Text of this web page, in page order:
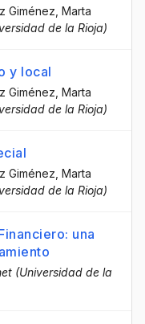
Giménez , Marta
de la Rioja)
y local
Giménez , Marta
de la Rioja)
Giménez , Marta
de la Rioja)
una
(Universidad de la